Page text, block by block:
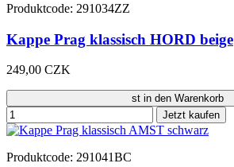
Produktcode: 291034ZZ
Kappe Prag klassisch HORD beige
249,00 CZK
st in den Warenkorb
Jetzt kaufen
Produktcode: 291041BC